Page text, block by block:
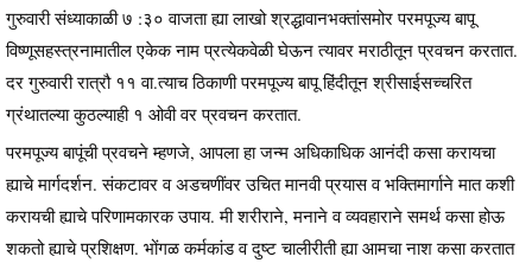
गुरुवारी संध्याकाळी ७ :३० वाजता ह्या लाखो श्रद्धावानभक्तांसमोर परमपूज्य बापू
विष्णूसहस्त्रनामातील एकेक नाम प्रत्येकवेळी घेऊन त्यावर मराठीतून प्रवचन करतात.
दर गुरुवारी रात्रौ ११ वा.त्याच ठिकाणी परमपूज्य बापू हिंदीतून श्रीसाईसच्चरित
ग्रंथातल्या कुठल्याही १ ओवी वर प्रवचन करतात.
परमपूज्य बापूंची प्रवचने म्हणजे, आपला हा जन्म अधिकाधिक आनंदी कसा करायचा
ह्याचे मार्गदर्शन. संकटावर व अडचणींवर उचित मानवी प्रयास व भक्तिमार्गाने मात कशी
करायची ह्याचे परिणामकारक उपाय. मी शरीराने, मनाने व व्यवहाराने समर्थ कसा होऊ
शकतो ह्याचे प्रशिक्षण. भोंगळ कर्मकांड व दुष्ट चालीरीती ह्या आमचा नाश कसा करतात